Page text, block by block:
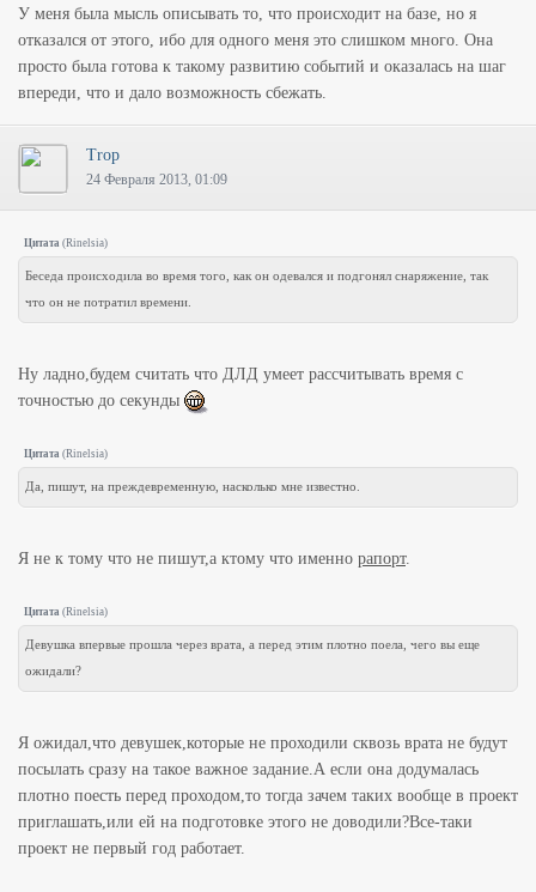
У меня была мысль описывать то, что происходит на базе, но я
отказался от этого, ибо для одного меня это слишком много. Она
просто была готова к такому развитию событий и оказалась на шаг
впереди, что и дало возможность сбежать.
Trop
24 Февраля 2013, 01:09
Цитата (Rinelsia)
Беседа происходила во время того, как он одевался и подгонял снаряжение, так
что он не потратил времени.
Ну ладно,будем считать что ДЛД умеет рассчитывать время с
точностью до секунды
Цитата (Rinelsia)
Да, пишут, на преждевременную, насколько мне известно.
Я не к тому что не пишут,а ктому что именно рапорт.
Цитата (Rinelsia)
Девушка впервые прошла через врата, а перед этим плотно поела, чего вы еще
ожидали?
Я ожидал,что девушек,которые не проходили сквозь врата не будут
посылать сразу на такое важное задание.А если она додумалась
плотно поесть перед проходом,то тогда зачем таких вообще в проект
приглашать,или ей на подготовке этого не доводили?Все-таки
проект не первый год работает.